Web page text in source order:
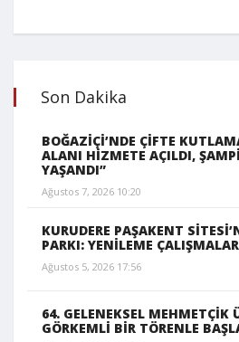
Son Dakika
BOĞAZİÇİ’NDE ÇİFTE
ALANI HİZMETE AÇILDI,
YAŞANDI”
Ağustos 7, 2026 10:20
KURUDERE PAŞAKENT
PARKI: YENİLEME
Ağustos 5, 2026 17:56
64. GELENEKSEL MEHMETÇİK
GÖRKEMLİ BİR TÖRENLE